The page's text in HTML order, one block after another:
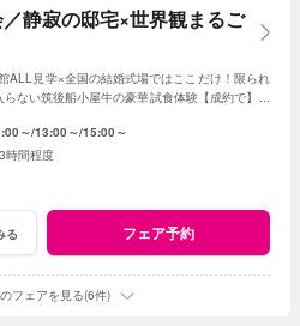
静寂の邸宅×世界観まるご
ALL見学×全国の結婚式場ではここだけ！限られ
ない筑後船小屋牛の豪華試食体験【成約で】挙
～ 13:00～ 15:00～
3時間程度
る フェア予約
フェアを見る(6件)